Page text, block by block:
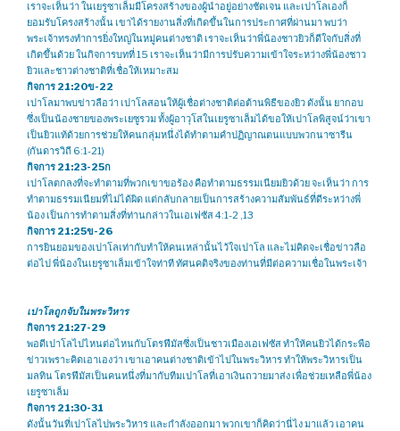
เราจะเห็นว่า ในเยรูซาเล็มมีโครงสร้างของผู้นำอยู่อย่างชัดเจน และเปาโลเองก็
ยอมรับโครงสร้างนั้น เขาได้รายงานสิ่งที่เกิดขึ้นในการประกาศที่ผ่านมา พบว่า
พระเจ้าทรงทำการยิ่งใหญ่ในหมู่คนต่างชาติ เราจะเห็นว่าพี่น้องชาวยิวก็ดีใจกับสิ่งที่
เกิดขึ้นด้วย ในกิจการบทที่ 15 เราจะเห็นว่ามีการปรับความเข้าใจระหว่างพี่น้องชาว
ยิวและชาวต่างชาติที่เชื่อให้เหมาะสม
กิจการ 21:20ข-22
เปาโลมาพบข่าวลือว่า เปาโลสอนให้ผู้เชื่อต่างชาติต่อต้านพิธีของยิว ดังนั้น ยากอบ
ซึ่งเป็นน้องชายของพระเยซูรวม ทั้งผู้อาวุโสในเยรูซาเล็มได้ขอให้เปาโลพิสูจน์ว่าเขา
เป็นยิวแท้ด้วยการช่วยให้คนกลุ่มหนึ่งได้ทำตามคำปฏิญาณตนแบบพวกนาซารีน
(กันดารวิถี 6:1-21)
กิจการ 21:23-25ก
เปาโลตกลงที่จะทำตามที่พวกเขาขอร้อง คือทำตามธรรมเนียมยิวด้วย จะเห็นว่า การ
ทำตามธรรมเนียมที่ไม่ได้ผิด แต่กลับกลายเป็นการสร้างความสัมพันธ์ที่ดีระหว่างพี่
น้อง เป็นการทำตามสิ่งที่ท่านกล่าวในเอเฟซัส 4:1-2 ,13
กิจการ 21:25ข-26
การยินยอมของเปาโลเท่ากับทำให้คนเหล่านั้นไว้ใจเปาโล และไม่คิดจะเชื่อข่าวลือ
ต่อไป พี่น้องในเยรูซาเล็มเข้าใจท่าที ทัศนคติจริงของท่านที่มีต่อความเชื่อในพระเจ้า
เปาโลถูกจับในพระวิหาร
กิจการ 21:27-29
พอดีเปาโลไปไหนต่อไหนกับโตรฟีมัสซึ่งเป็นชาวเมืองเอเฟซัส ทำให้คนยิวได้กระพือ
ข่าวเพราะคิดเอาเองว่า เขาเอาคนต่างชาติเข้าไปในพระวิหาร ทำให้พระวิหารเป็น
มลทิน โตรฟีมัสเป็นคนหนึ่งที่มากับทีมเปาโลที่เอาเงินถวายมาส่ง เพื่อช่วยเหลือพี่น้อง
เยรูซาเล็ม
กิจการ 21:30-31
ดังนั้นวันที่เปาโลไปพระวิหาร และกำลังออกมา พวกเขาก็คิดว่านี่ไง มาแล้ว เอาคน